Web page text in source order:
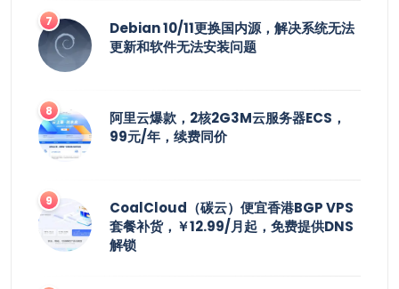
Debian 10/11更换国内源，解决系统无法
更新和软件无法安装问题
阿里云爆款，2核2G3M云服务器ECS，
99元/年，续费同价
CoalCloud（碳云）便宜香港BGP VPS
套餐补货，￥12.99/月起，免费提供DNS
解锁